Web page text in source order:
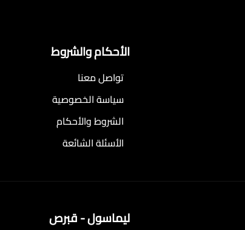
الأحكام والشروط
تواصل معنا
سياسة الخصوصية
الشروط والأحكام
الأسئلة الشائعة
ليماسول - قبرص